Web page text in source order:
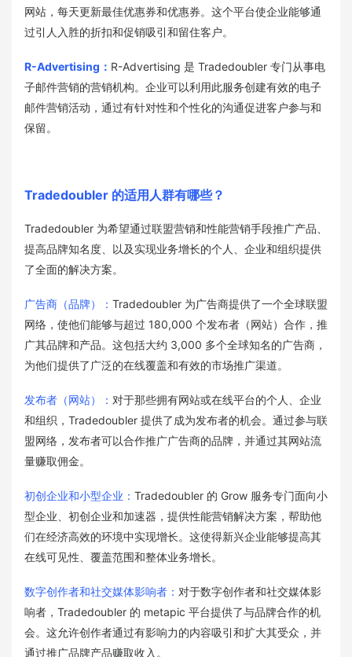
网站，每天更新最佳优惠券和优惠券。这个平台使企业能够通
过引人入胜的折扣和促销吸引和留住客户。
R-Advertising： R-Advertising 是 Tradedoubler 专门从事电
子邮件营销的营销机构。企业可以利用此服务创建有效的电子
邮件营销活动，通过有针对性和个性化的沟通促进客户参与和
保留。
Tradedoubler 的适用人群有哪些？
Tradedoubler 为希望通过联盟营销和性能营销手段推广产品、
提高品牌知名度、以及实现业务增长的个人、企业和组织提供
了全面的解决方案。
广告商（品牌）： Tradedoubler 为广告商提供了一个全球联盟
网络，使他们能够与超过 180,000 个发布者（网站）合作，推
广其品牌和产品。这包括大约 3,000 多个全球知名的广告商，
为他们提供了广泛的在线覆盖和有效的市场推广渠道。
发布者（网站）： 对于那些拥有网站或在线平台的个人、企业
和组织，Tradedoubler 提供了成为发布者的机会。通过参与联
盟网络，发布者可以合作推广广告商的品牌，并通过其网站流
量赚取佣金。
初创企业和小型企业： Tradedoubler 的 Grow 服务专门面向小
型企业、初创企业和加速器，提供性能营销解决方案，帮助他
们在经济高效的环境中实现增长。这使得新兴企业能够提高其
在线可见性、覆盖范围和整体业务增长。
数字创作者和社交媒体影响者： 对于数字创作者和社交媒体影
响者，Tradedoubler 的 metapic 平台提供了与品牌合作的机
会。这允许创作者通过有影响力的内容吸引和扩大其受众，并
通过推广品牌产品赚取收入。